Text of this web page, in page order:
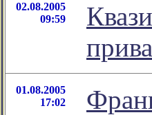
02.08.2005
09:59
01.08.2005
17:02